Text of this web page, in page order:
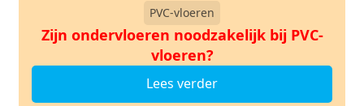
PVC-vloeren
Zijn ondervloeren noodzakelijk bij PVC-
vloeren?
Lees verder